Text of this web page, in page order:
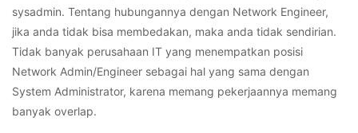
sysadmin. Tentang hubungannya dengan Network Engineer,
jika anda tidak bisa membedakan, maka anda tidak sendirian.
Tidak banyak perusahaan IT yang menempatkan posisi
Network Admin/Engineer sebagai hal yang sama dengan
System Administrator, karena memang pekerjaannya memang
banyak overlap.